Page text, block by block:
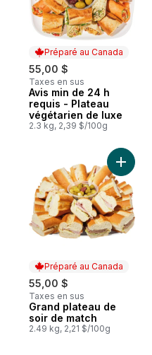
Préparé au Canada
55,00 $
Taxes en sus
Préparé au Canada
Avis min de 24 h
requis - Plateau
végétarien de luxe
2.3 kg, 2,39 $/100g
Préparé au Canada
55,00 $
Taxes en sus
Préparé au Canada
Grand plateau de
soir de match
2.49 kg, 2,21 $/100g